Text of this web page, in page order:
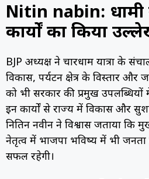
Nitin nabin:
कार्यों का किया
BJP अध्यक्ष ने चारधाम यात्रा के
विकास, पर्यटन क्षेत्र के विस्तार
को भी सरकार की प्रमुख उपलब्धियों
इन कार्यों से राज्य में विकास और
नितिन नवीन ने विश्वास जताया कि
नेतृत्व में भाजपा भविष्य में भी
सफल रहेगी।